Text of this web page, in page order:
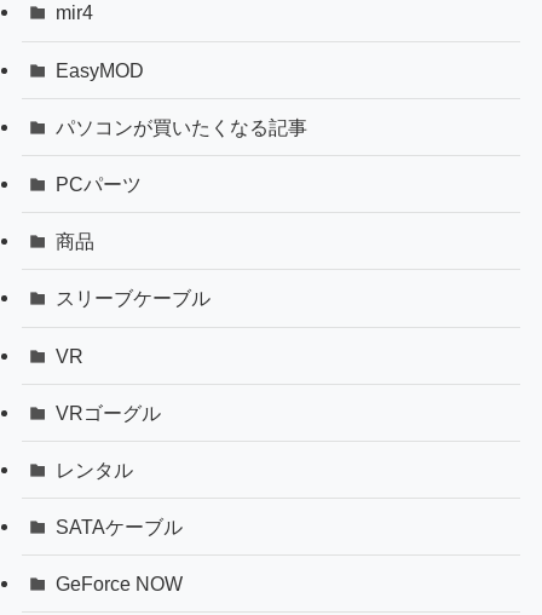
mir4
EasyMOD
パソコンが買いたくなる記事
PCパーツ
商品
スリーブケーブル
VR
VRゴーグル
レンタル
SATAケーブル
GeForce NOW